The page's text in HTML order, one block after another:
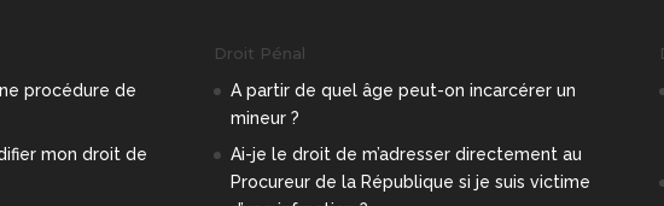
procédure de
mon droit de
Droit Pénal
A partir de quel âge peut-on incarcérer un
mineur ?
Ai-je le droit de m’adresser directement au
Procureur de la République si je suis victime